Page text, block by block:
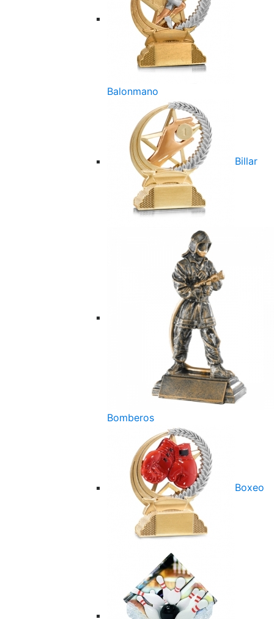
Balonmano
Billar
Bomberos
Boxeo